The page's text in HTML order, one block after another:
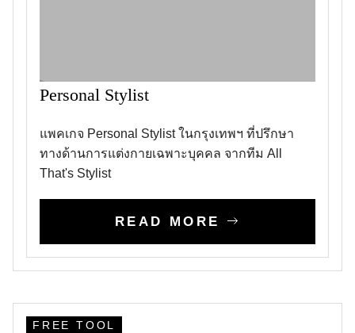
Personal Stylist
แพคเกจ Personal Stylist ในกรุงเทพฯ ที่ปรึกษา
ทางด้านการแต่งกายเฉพาะบุคคล จากทีม All
That's Stylist
READ MORE
FREE TOOL